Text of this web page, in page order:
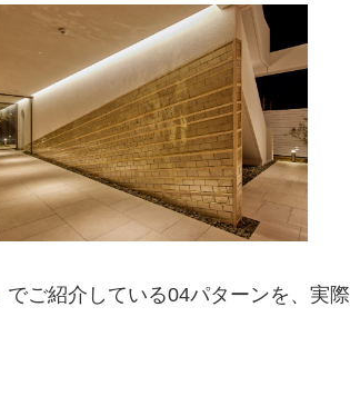
でご紹介している04パターンを、実際